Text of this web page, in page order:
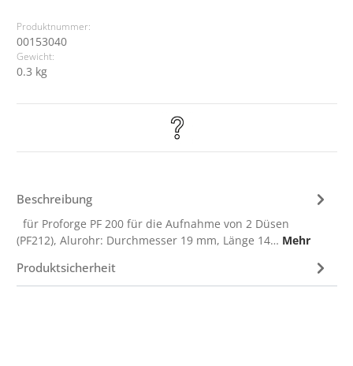
Produktnummer:
00153040
Gewicht:
0.3 kg
Beschreibung
für Proforge PF 200 für die Aufnahme von 2 Düsen
(PF212), Alurohr: Durchmesser 19 mm, Länge 14… Mehr
Produktsicherheit